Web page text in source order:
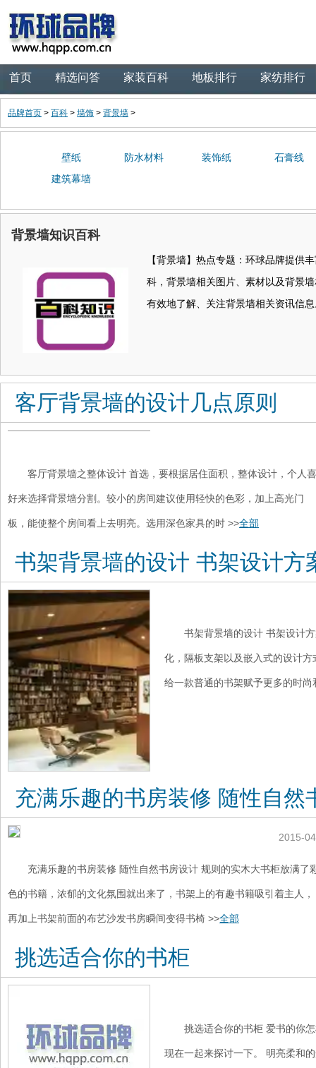
首页 精选问答 家装百科 地板排行 家纺排行
品牌首页 > 百科 > 墙饰 > 背景墙 >
壁纸 防水材料 装饰纸
石膏线
建筑幕墙
背景墙知识百科
【背景墙】热点专题：环球品牌提供
科，背景墙相关图片、素材以及背景
有效地了解、关注背景墙相关资讯信
客厅背景墙的设计几点原则
客厅背景墙之整体设计 首选，要根据居住面积，整体设计，个人喜
好来选择背景墙分割。较小的房间建议使用轻快的色彩，加上高光门
板，能使整个房间看上去明亮。选用深色家具的时 >>全部
书架背景墙的设计 书架设计方
书架背景墙的设计 书架设计
化，隔板支架以及嵌入式的设计
给一款普通的书架赋予更多的时尚
充满乐趣的书房装修 随性自然
2015-
充满乐趣的书房装修 随性自然书房设计 规则的实木大书柜放满了
色的书籍，浓郁的文化氛围就出来了，书架上的有趣书籍吸引着主人，
再加上书架前面的布艺沙发书房瞬间变得书椅 >>全部
挑选适合你的书柜
挑选适合你的书柜 爱书的你
现在一起来探讨一下。 明亮柔和